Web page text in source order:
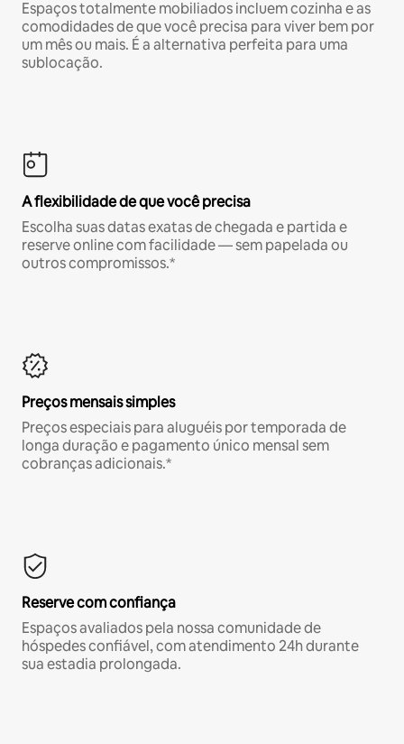
Espaços totalmente mobiliados incluem cozinha e as
comodidades de que você precisa para viver bem por
um mês ou mais. É a alternativa perfeita para uma
sublocação.
A flexibilidade de que você precisa
Escolha suas datas exatas de chegada e partida e
reserve online com facilidade — sem papelada ou
outros compromissos.*
Preços mensais simples
Preços especiais para aluguéis por temporada de
longa duração e pagamento único mensal sem
cobranças adicionais.*
Reserve com confiança
Espaços avaliados pela nossa comunidade de
hóspedes confiável, com atendimento 24h durante
sua estadia prolongada.